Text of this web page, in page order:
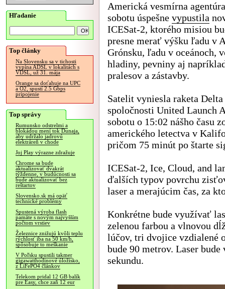
Hľadanie
Top články
Na Slovensku sa v tichosti
vypína ADSL v lokalitách s
VDSL, už 31. mája
Orange sa doťahuje na UPC
a O2, spustí 2.5 Gbps
pripojenie
Top správy
Rumunsko odstrelmi a
blokádou mení tok Dunaja,
aby udržalo jadrovú
elektráreň v chode
Joj Play výrazne zdražuje
Chrome sa bude
aktualizovať dvakrát
týždenne, v budúcnosti sa
bude aktualizovať bez
reštartov
Slovensko.sk má opäť
technické problémy
Spustená výroba flash
pamäte s novým najvyšším
počtom vrstiev
Železnice znižujú kvôli teplu
rýchlosť iba na 50 km/h,
spôsobuje to meškanie
V Poľsku spustili takmer
gigawatthodinové úložisko,
z LiFePO4 článkov
Telekom pridal 12 GB balík
pre Easy, chce zaň 12 eur
Americká vesmírna
sobotu úspešne vypustila
ICESat-2, ktorého misiou
presne merať výšku ľadu v
Grónsku, ľadu v oceánoch,
hladiny, pevniny aj
pralesov a zástavby.
Satelit vyniesla raketa
spoločnosti United Launch
sobotu o 15:02 nášho času
amerického letectva v
pričom 75 minút po štarte
ICESat-2, Ice, Cloud, and
ďalších typov povrchu
laser a merajúcim čas, za
Konkrétne bude využívať
zelenou farbou a vlnovou
lúčov, tri dvojice vzdialené
bude 90 metrov. Laser
sekundu.